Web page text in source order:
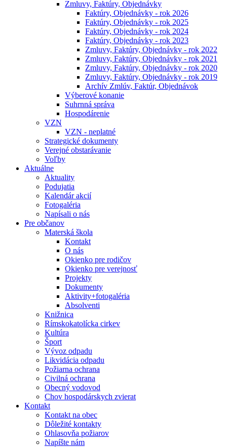
Zmluvy, Faktúry, Objednávky
Faktúry, Objednávky - rok 2026
Faktúry, Objednávky - rok 2025
Faktúry, Objednávky - rok 2024
Faktúry, Objednávky - rok 2023
Zmluvy, Faktúry, Objednávky - rok 2022
Zmluvy, Faktúry, Objednávky - rok 2021
Zmluvy, Faktúry, Objednávky - rok 2020
Zmluvy, Faktúry, Objednávky - rok 2019
Archív Zmlúv, Faktúr, Objednávok
Výberové konanie
Suhrnná správa
Hospodárenie
VZN
VZN - neplatné
Strategické dokumenty
Verejné obstarávanie
Voľby
Aktuálne
Aktuality
Podujatia
Kalendár akcií
Fotogaléria
Napísali o nás
Pre občanov
Materská škola
Kontakt
O nás
Okienko pre rodičov
Okienko pre verejnosť
Projekty
Dokumenty
Aktivity+fotogaléria
Absolventi
Knižnica
Rímskokatolícka cirkev
Kultúra
Šport
Vývoz odpadu
Likvidácia odpadu
Požiarna ochrana
Civilná ochrana
Obecný vodovod
Chov hospodárskych zvierat
Kontakt
Kontakt na obec
Dôležité kontakty
Ohlasovňa požiarov
Napíšte nám